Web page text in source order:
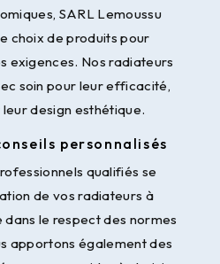
SARL Lemoussu
choix de produits pour
exigences. Nos radiateurs
soin pour leur efficacité,
design esthétique.
personnalisés
qualifiés se
de vos radiateurs à
le respect des normes
apportons également des